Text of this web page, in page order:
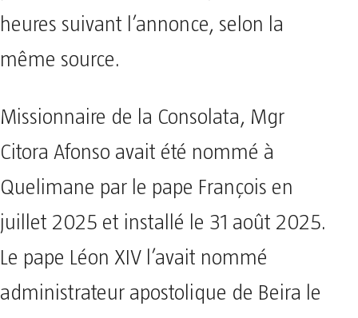
heures suivant l’annonce, selon la
même source.
Missionnaire de la Consolata, Mgr
Citora Afonso avait été nommé à
Quelimane par le pape François en
juillet 2025 et installé le 31 août 2025.
Le pape Léon XIV l’avait nommé
administrateur apostolique de Beira le